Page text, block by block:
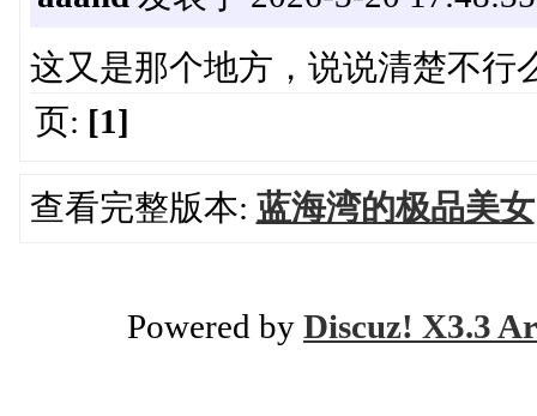
这又是那个地方，说说清楚不行
页: [1]
查看完整版本: 蓝海湾的极品美女
Powered by Discuz! X3.3